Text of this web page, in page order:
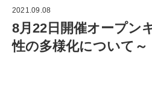
2021.09.08
8月22日開催オープ
性の多様化について～